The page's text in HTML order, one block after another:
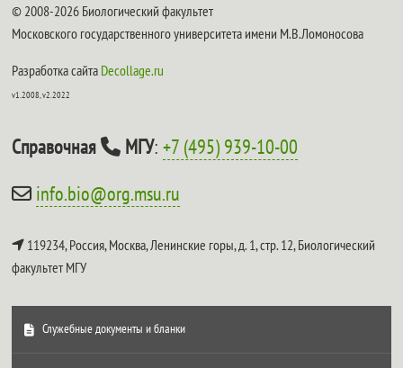
© 2008-2026 Биологический факультет
Московского государственного университета имени М.В.Ломоносова
Разработка сайта Decollage.ru
v1.2008, v2.2022
Справочная МГУ:+7 (495) 939-10-00
info.bio@org.msu.ru
119234, Россия, Москва, Ленинские горы, д. 1, стр. 12,Биологический
факультет МГУ
Служебные документы и бланки